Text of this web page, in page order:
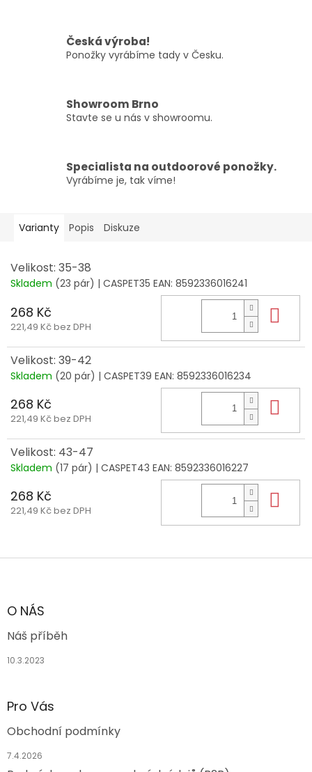
Česká výroba!
Ponožky vyrábíme tady v Česku.
Showroom Brno
Stavte se u nás v showroomu.
Specialista na outdoorové ponožky.
Vyrábíme je, tak víme!
Varianty Popis Diskuze
Velikost: 35-38
Skladem (23 pár) | CASPET35 EAN: 8592336016241
268 Kč
221,49 Kč bez DPH
Velikost: 39-42
Skladem (20 pár) | CASPET39 EAN: 8592336016234
268 Kč
221,49 Kč bez DPH
Velikost: 43-47
Skladem (17 pár) | CASPET43 EAN: 8592336016227
268 Kč
221,49 Kč bez DPH
Z
aO NÁS
Náš příběh
10.3.2023
Pro Vás
Obchodní podmínky
7.4.2026